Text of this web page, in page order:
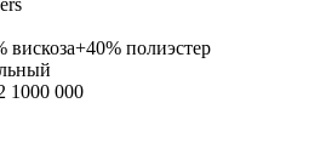
вискоза+40% полиэстер
1000 000